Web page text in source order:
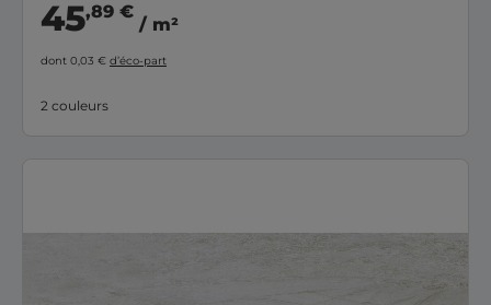
45,89 €
/ m²
dont 0,03 € d’éco-part
2 couleurs